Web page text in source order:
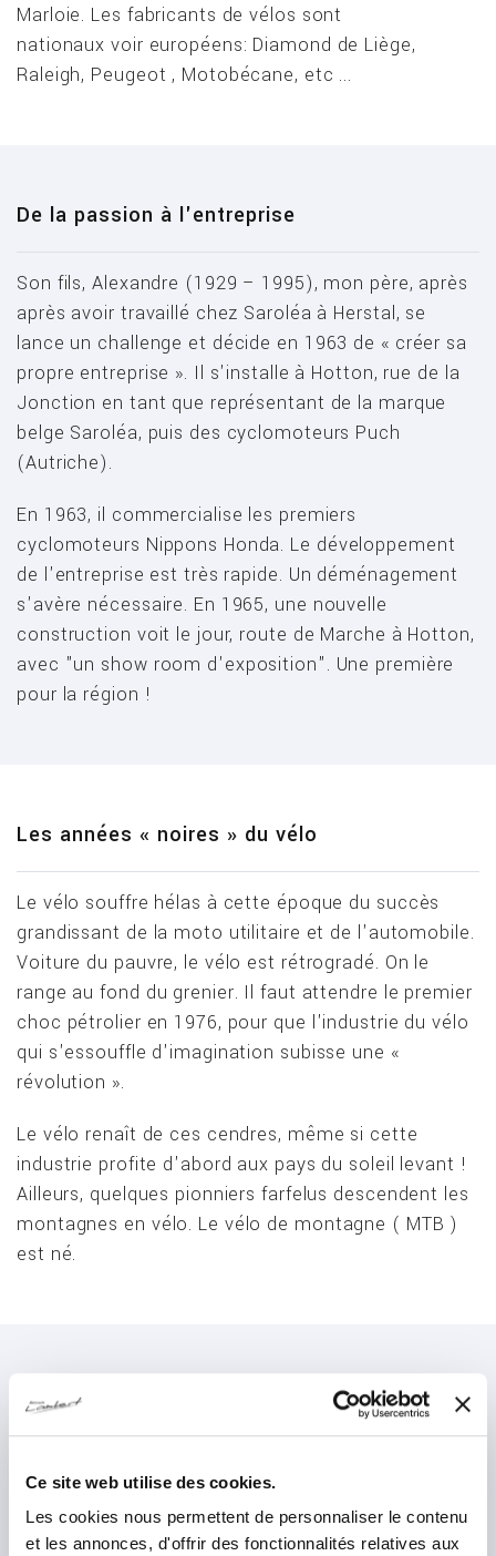
Ce site web utilise des cookies.
Les cookies nous permettent de personnaliser le contenu
et les annonces, d'offrir des fonctionnalités relatives aux
Marloie. Les fabricants de vélos sont
nationaux voir européens: Diamond de Liège,
Raleigh, Peugeot , Motobécane, etc ...
De la passion à l'entreprise
Son fils, Alexandre (1929 – 1995), mon père, après
après avoir travaillé chez Saroléa à Herstal, se
lance un challenge et décide en 1963 de « créer sa
propre entreprise ». Il s'installe à Hotton, rue de la
Jonction en tant que représentant de la marque
belge Saroléa, puis des cyclomoteurs Puch
(Autriche).
En 1963, il commercialise les premiers
cyclomoteurs Nippons Honda. Le développement
de l'entreprise est très rapide. Un déménagement
s'avère nécessaire. En 1965, une nouvelle
construction voit le jour, route de Marche à Hotton,
avec "un show room d'exposition". Une première
pour la région !
Les années « noires » du vélo
Le vélo souffre hélas à cette époque du succès
grandissant de la moto utilitaire et de l'automobile.
Voiture du pauvre, le vélo est rétrogradé. On le
range au fond du grenier. Il faut attendre le premier
choc pétrolier en 1976, pour que l'industrie du vélo
qui s'essouffle d'imagination subisse une «
révolution ».
Le vélo renaît de ces cendres, même si cette
industrie profite d'abord aux pays du soleil levant !
Ailleurs, quelques pionniers farfelus descendent les
montagnes en vélo. Le vélo de montagne ( MTB )
est né.
Les années 80 et la renaissance du vélo
C'est dans cette mouvance, aux côtés de mon
père, que moi, Benoît j'ai grandi. J'ai connu la
révolution du vélo des années 1980, l'innovation